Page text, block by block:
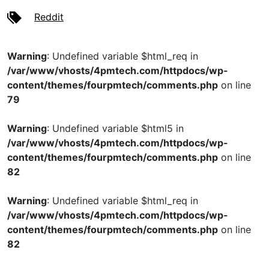
Reddit
Warning: Undefined variable $html_req in
/var/www/vhosts/4pmtech.com/httpdocs/wp-
content/themes/fourpmtech/comments.php on line
79
Warning: Undefined variable $html5 in
/var/www/vhosts/4pmtech.com/httpdocs/wp-
content/themes/fourpmtech/comments.php on line
82
Warning: Undefined variable $html_req in
/var/www/vhosts/4pmtech.com/httpdocs/wp-
content/themes/fourpmtech/comments.php on line
82